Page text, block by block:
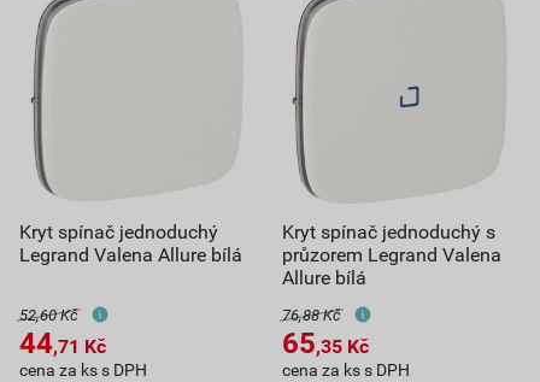
Kryt spínač jednoduchý
Legrand Valena Allure bílá
52,60 Kč
44,71 Kč
cena za ks s DPH
Kryt spínač jednoduchý s
průzorem Legrand Valena
Allure bílá
76,88 Kč
65,35 Kč
cena za ks s DPH